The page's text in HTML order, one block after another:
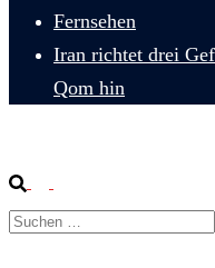
Fernsehen
Iran richtet drei
Qom hin
Suche
umschalten
Suchen
nach: